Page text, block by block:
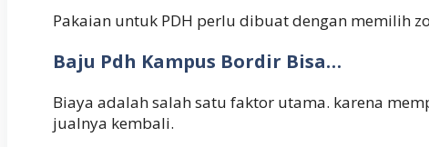
Pakaian untuk PDH perlu dibuat dengan memilih
Baju Pdh Kampus Bordir Bisa…
Biaya adalah salah satu faktor utama. karena
jualnya kembali.